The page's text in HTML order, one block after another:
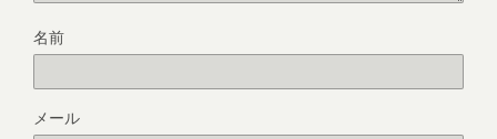
名前
メール